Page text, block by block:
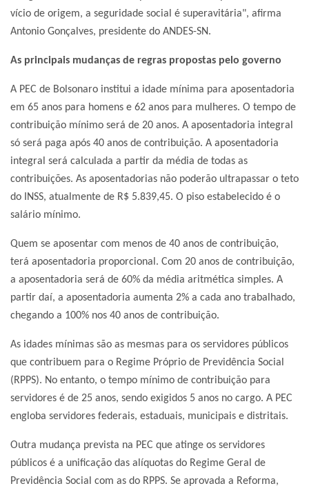
vício de origem, a seguridade social é superavitária", afirma
Antonio Gonçalves, presidente do ANDES-SN.
As principais mudanças de regras propostas pelo governo
A PEC de Bolsonaro institui a idade mínima para aposentadoria
em 65 anos para homens e 62 anos para mulheres. O tempo de
contribuição mínimo será de 20 anos. A aposentadoria integral
só será paga após 40 anos de contribuição. A aposentadoria
integral será calculada a partir da média de todas as
contribuições. As aposentadorias não poderão ultrapassar o teto
do INSS, atualmente de R$ 5.839,45. O piso estabelecido é o
salário mínimo.
Quem se aposentar com menos de 40 anos de contribuição,
terá aposentadoria proporcional. Com 20 anos de contribuição,
a aposentadoria será de 60% da média aritmética simples. A
partir daí, a aposentadoria aumenta 2% a cada ano trabalhado,
chegando a 100% nos 40 anos de contribuição.
As idades mínimas são as mesmas para os servidores públicos
que contribuem para o Regime Próprio de Previdência Social
(RPPS). No entanto, o tempo mínimo de contribuição para
servidores é de 25 anos, sendo exigidos 5 anos no cargo. A PEC
engloba servidores federais, estaduais, municipais e distritais.
Outra mudança prevista na PEC que atinge os servidores
públicos é a unificação das alíquotas do Regime Geral de
Previdência Social com as do RPPS. Se aprovada a Reforma,